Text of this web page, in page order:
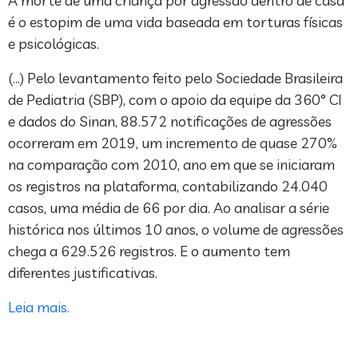
é o estopim de uma vida baseada em torturas físicas
e psicológicas.
(…) Pelo levantamento feito pelo Sociedade Brasileira
de Pediatria (SBP), com o apoio da equipe da 360° CI
e dados do Sinan, 88.572 notificações de agressões
ocorreram em 2019, um incremento de quase 270%
na comparação com 2010, ano em que se iniciaram
os registros na plataforma, contabilizando 24.040
casos, uma média de 66 por dia. Ao analisar a série
histórica nos últimos 10 anos, o volume de agressões
chega a 629.526 registros. E o aumento tem
diferentes justificativas.
Leia mais.